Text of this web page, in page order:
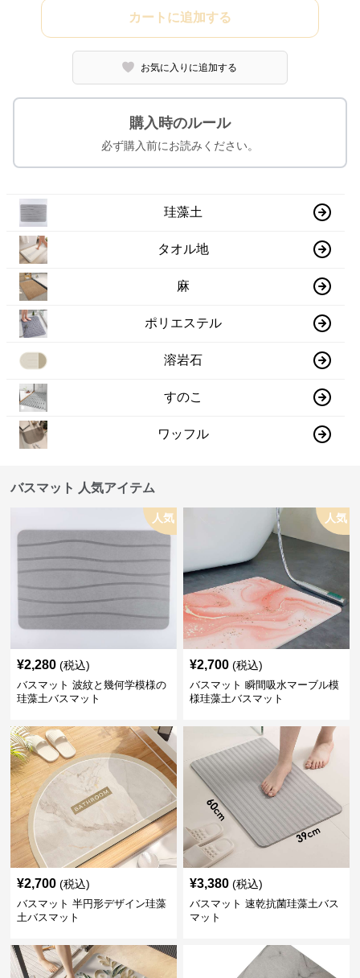
カートに追加する
お気に入りに追加する
購入時のルール
必ず購入前にお読みください。
珪藻土
タオル地
麻
ポリエステル
溶岩石
すのこ
ワッフル
バスマット 人気アイテム
人気
¥2,280 (税込)
バスマット 波紋と幾何学模様の
珪藻土バスマット
人気
¥2,700 (税込)
バスマット 瞬間吸水マーブル模
様珪藻土バスマット
¥2,700 (税込)
バスマット 半円形デザイン珪藻
土バスマット
¥3,380 (税込)
バスマット 速乾抗菌珪藻土バス
マット